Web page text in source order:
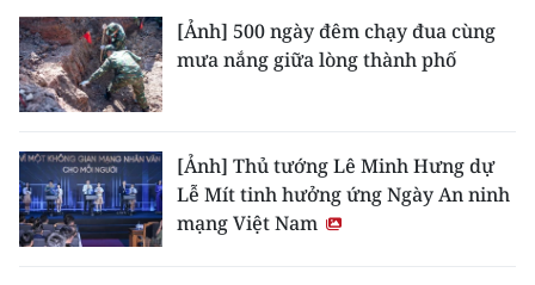
[Ảnh] 500 ngày đêm chạy đua cùng
mưa nắng giữa lòng thành phố
[Ảnh] Thủ tướng Lê Minh Hưng dự
Lễ Mít tinh hưởng ứng Ngày An ninh
mạng Việt Nam